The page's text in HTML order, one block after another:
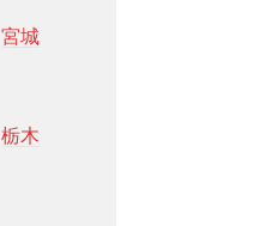
宮城
栃木